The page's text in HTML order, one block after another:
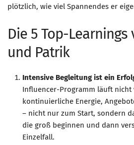
plötzlich, wie viel Spannendes er
Die 5 Top-
und Patrik
Intensive Begleitung ist ein
Influencer-Programm läuft nicht
kontinuierliche Energie,
– nicht nur zum Start, sondern
die groß beginnen und dann
Einzelfall.